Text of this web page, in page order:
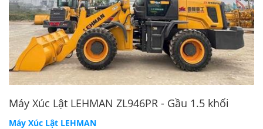
Máy Xúc Lật LEHMAN ZL946PR - Gầu 1.5 khối
Máy Xúc Lật LEHMAN